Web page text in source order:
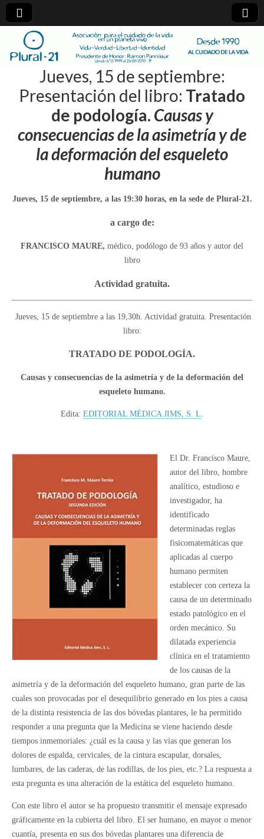
plural-
21.org
Jueves, 15 de septiembre:
Presentación del libro: Tratado
de podología. Causas y
consecuencias de la asimetría y de
la deformación del esqueleto
humano
Jueves, 15 de septiembre, a las 19:30 horas, en la sede de Plural-21.
a cargo de:
FRANCISCO MAURE, médico, podólogo de 93 años y autor del
libro
Actividad gratuita.
Jueves, 15 de septiembre a las 19,30h. Actividad gratuita. Presentación
libro:
TRATADO DE PODOLOGÍA.
Causas y consecuencias de la asimetría y de la deformación del
esqueleto humano.
Edita: EDITORIAL MÉDICA JIMS, S. L
El Dr. Francisco Maure,
autor del libro, hombre
analítico, estudioso e
investigador, ha
identificado
determinadas reglas
fisicomatemáticas que
aplicadas al cuerpo
humano permiten
establecer con certeza la
causa de un determinado
estado patológico en el
orden mecánico. Su
dilatada experiencia
clínica en el tratamiento
de los causas de la
asimetría y de la deformación del esqueleto humano, gran parte de las
cuales son provocadas por el desequilibrio generado en los pies a causa
de la distinta resistencia de las dos bóvedas plantares, le ha permitido
responder a una pregunta que la Medicina se viene haciendo desde
tiempos inmemoriales: ¿cuál es la causa y las vías que generan los
dolores de espalda, cervicales, de la cintura escapular, dorsales,
lumbares, de las caderas, de las rodillas, de los pies, etc.? La respuesta a
esta pregunta es una alteración de la estática del esqueleto humano.
Con este libro el autor se ha propuesto transmitir el mensaje expresado
gráficamente en la cubierta del libro. El ser humano, en mayor o menor
cuantía, presenta en sus dos bóvedas plantares una diferencia de